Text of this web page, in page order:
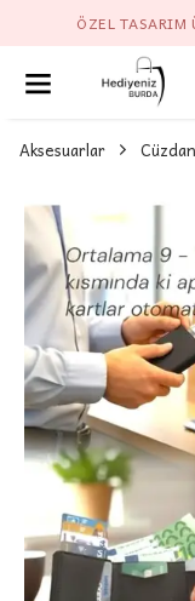
ÖZEL TASARIM
Aksesuarlar